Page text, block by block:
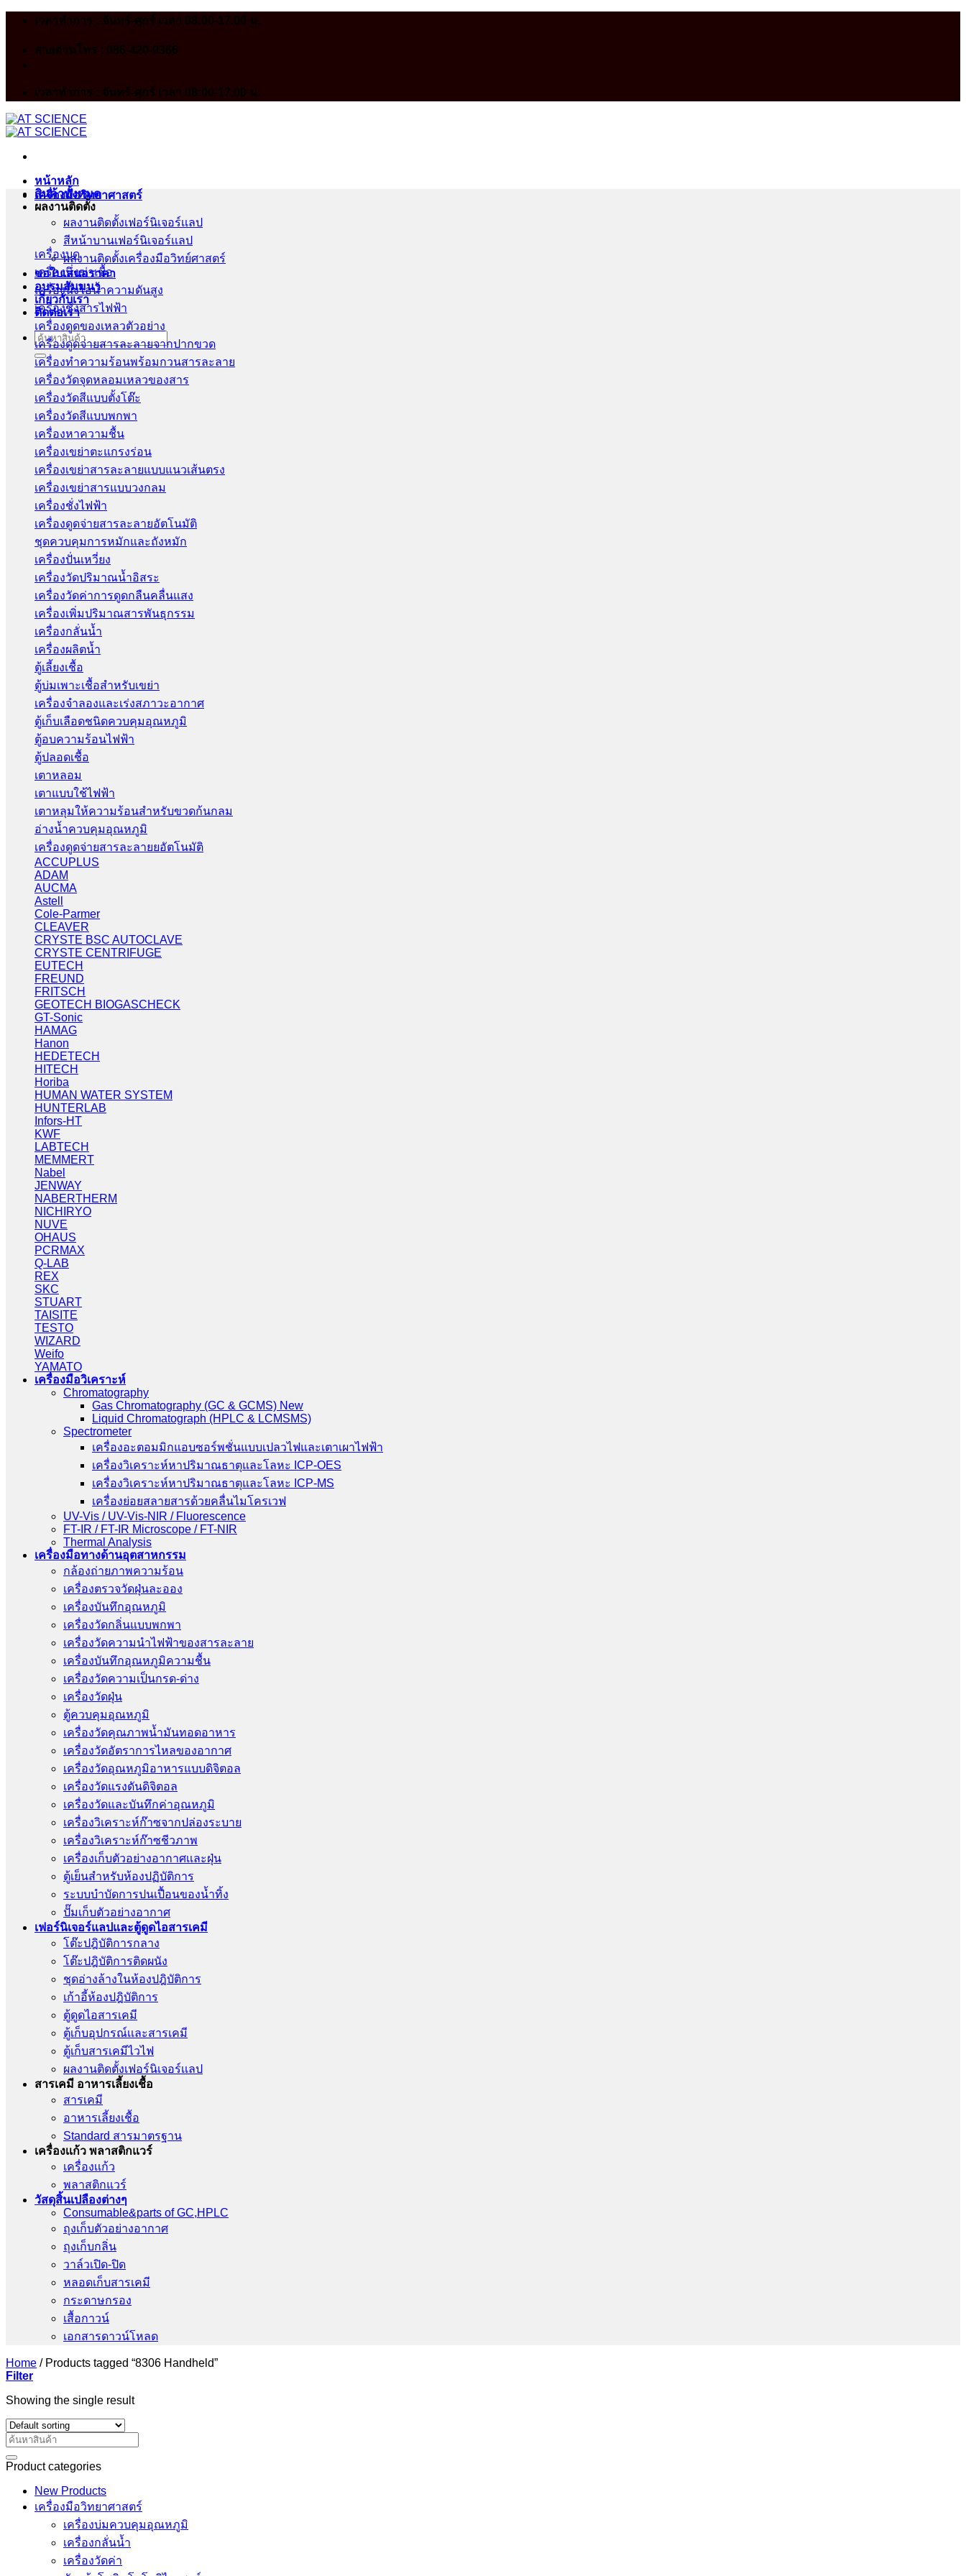
Skip
เวลาทำการ : จันทร์-ศุกร์ เวลา 08:00-17.00 น.
สายด่วนโทร : 086-420-0366
เวลาทำการ : จันทร์-ศุกร์ เวลา 08:00-17.00 น.
หน้าหลัก
สินค้าทั้งหมด
ผลงานติดตั้ง
ผลงานติดตั้งเฟอร์นิเจอร์เเลป
สีหน้าบานเฟอร์นิเจอร์เเลป
ผลงานติดตั้งเครื่องมือวิทย์ศาสตร์
ขอใบเสนอราคา
อบรมสัมมนา
เกี่ยวกับเรา
ติดต่อเรา
Search
for:
เครื่องมือวิทยาศาสตร์
เครื่องบด
เครื่องนึ่งฆ่าเชื้อ
เครื่องนึ่งไอน้ำความดันสูง
เครื่องชั่งสารไฟฟ้า
เครื่องดูดของเหลวตัวอย่าง
เครื่องดูดจ่ายสารละลายจากปากขวด
เครื่องทำความร้อนพร้อมกวนสารละลาย
เครื่องวัดจุดหลอมเหลวของสาร
เครื่องวัดสีแบบตั้งโต๊ะ
เครื่องวัดสีแบบพกพา
เครื่องหาความชื้น
เครื่องเขย่าตะแกรงร่อน
เครื่องเขย่าสารละลายแบบแนวเส้นตรง
เครื่องเขย่าสารแบบวงกลม
เครื่องชั่งไฟฟ้า
เครื่องดูดจ่ายสารละลายอัตโนมัติ
ชุดควบคุมการหมักและถังหมัก
เครื่องปั่นเหวี่ยง
เครื่องวัดปริมาณน้ำอิสระ
เครื่องวัดค่าการดูดกลืนคลื่นแสง
เครื่องเพิ่มปริมาณสารพันธุกรรม
เครื่องกลั่นน้ำ
เครื่องผลิตน้ำ
ตู้เลี้ยงเชื้อ
ตู้บ่มเพาะเชื้อสำหรับเขย่า
เครื่องจำลองและเร่งสภาวะอากาศ
ตู้เก็บเลือดชนิดควบคุมอุณหภูมิ
ตู้อบความร้อนไฟฟ้า
ตู้ปลอดเชื้อ
เตาหลอม
เตาแบบใช้ไฟฟ้า
เตาหลุมให้ความร้อนสำหรับขวดก้นกลม
อ่างน้ำควบคุมอุณหภูมิ
เครื่องดูดจ่ายสารละลายยอัตโนมัติ
ACCUPLUS
ADAM
AUCMA
Astell
Cole-Parmer
CLEAVER
CRYSTE BSC AUTOCLAVE
CRYSTE CENTRIFUGE
EUTECH
FREUND
FRITSCH
GEOTECH BIOGASCHECK
GT-Sonic
HAMAG
Hanon
HEDETECH
HITECH
Horiba
HUMAN WATER SYSTEM
HUNTERLAB
Infors-HT
KWF
LABTECH
MEMMERT
Nabel
JENWAY
NABERTHERM
NICHIRYO
NUVE
OHAUS
PCRMAX
Q-LAB
REX
SKC
STUART
TAISITE
TESTO
WIZARD
Weifo
YAMATO
เครื่องมือวิเคราะห์
Chromatography
Gas Chromatography (GC & GCMS) New
Liquid Chromatograph (HPLC & LCMSMS)
Spectrometer
เครื่องอะตอมมิกแอบซอร์พชั่นแบบเปลวไฟและเตาเผาไฟฟ้า
เครื่องวิเคราะห์หาปริมาณธาตุและโลหะ ICP-OES
เครื่องวิเคราะห์หาปริมาณธาตุและโลหะ ICP-MS
เครื่องย่อยสลายสารด้วยคลื่นไมโครเวฟ
UV-Vis / UV-Vis-NIR / Fluorescence
FT-IR / FT-IR Microscope / FT-NIR
Thermal Analysis
เครื่องมือทางด้านอุตสาหกรรม
กล้องถ่ายภาพความร้อน
เครื่องตรวจวัดฝุ่นละออง
เครื่องบันทึกอุณหภูมิ
เครื่องวัดกลิ่นแบบพกพา
เครื่องวัดความนําไฟฟ้าของสารละลาย
เครื่องบันทึกอุณหภูมิความชื้น
เครื่องวัดความเป็นกรด-ด่าง
เครื่องวัดฝุ่น
ตู้ควบคุมอุณหภูมิ
เครื่องวัดคุณภาพน้ำมันทอดอาหาร
เครื่องวัดอัตราการไหลของอากาศ
เครื่องวัดอุณหภูมิอาหารแบบดิจิตอล
เครื่องวัดแรงดันดิจิตอล
เครื่องวัดและบันทึกค่าอุณหภูมิ
เครื่องวิเคราะห์ก๊าซจากปล่องระบาย
เครื่องวิเคราะห์ก๊าซชีวภาพ
เครื่องเก็บตัวอย่างอากาศเเละฝุ่น
ตู้เย็นสำหรับห้องปฏิบัติการ
ระบบบำบัดการปนเปื้อนของน้ำทิ้ง
ปั๊มเก็บตัวอย่างอากาศ
เฟอร์นิเจอร์แลปและตู้ดูดไอสารเคมี
โต๊ะปฎิบัติการกลาง
โต๊ะปฎิบัติการติดผนัง
ชุดอ่างล้างในห้องปฎิบัติการ
เก้าอี้ห้องปฎิบัติการ
ตู้ดูดไอสารเคมี
ตู้เก็บอุปกรณ์เเละสารเคมี
ตู้เก็บสารเคมีไวไฟ
ผลงานติดตั้งเฟอร์นิเจอร์เเลป
สารเคมี อาหารเลี้ยงเชื้อ
สารเคมี
อาหารเลี้ยงเชื้อ
Standard สารมาตรฐาน
เครื่องเเก้ว พลาสติกแวร์
เครื่องเเก้ว
พลาสติกแวร์
วัสดุสิ้นเปลืองต่างๆ
Consumable&parts of GC,HPLC
ถุงเก็บตัวอย่างอากาศ
ถุงเก็บกลิ่น
วาล์วเปิด-ปิด
หลอดเก็บสารเคมี
กระดาษกรอง
เสื้อกาวน์
เอกสารดาวน์โหลด
Home /Products tagged “8306 Handheld”
Filter
Showing the single result
Search
for:
Product categories
New Products
เครื่องมือวิทยาศาสตร์
เครื่องบ่มควบคุมอุณหภูมิ
เครื่องกลั่นน้ำ
เครื่องวัดค่า